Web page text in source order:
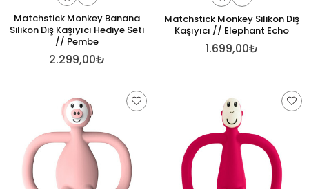
Matchstick Monkey Banana
Silikon Diş Kaşıyıcı Hediye Seti
// Pembe
2.299,00₺
Matchstick Monkey Silikon Diş
Kaşıyıcı // Elephant Echo
1.699,00₺